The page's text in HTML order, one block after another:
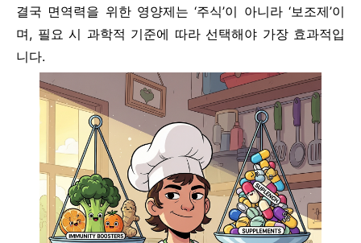
결국 면역력을 위한 영양제는 ‘주식’이 아니라 ‘보조제’이
며, 필요 시 과학적 기준에 따라 선택해야 가장 효과적입
니다.